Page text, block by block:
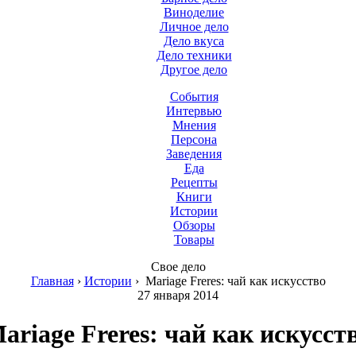
Виноделие
Личное дело
Дело вкуса
Дело техники
Другое дело
События
Интервью
Мнения
Персона
Заведения
Еда
Рецепты
Книги
Истории
Обзоры
Товары
Свое дело
Главная› Истории › Mariage Freres: чай как искусство
27 января 2014
Freres: чай как